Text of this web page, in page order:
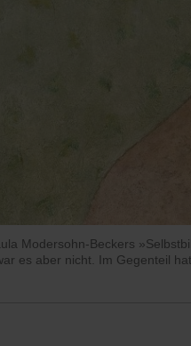
Modersohn-Beckers
es aber nicht. Im Gegenteil